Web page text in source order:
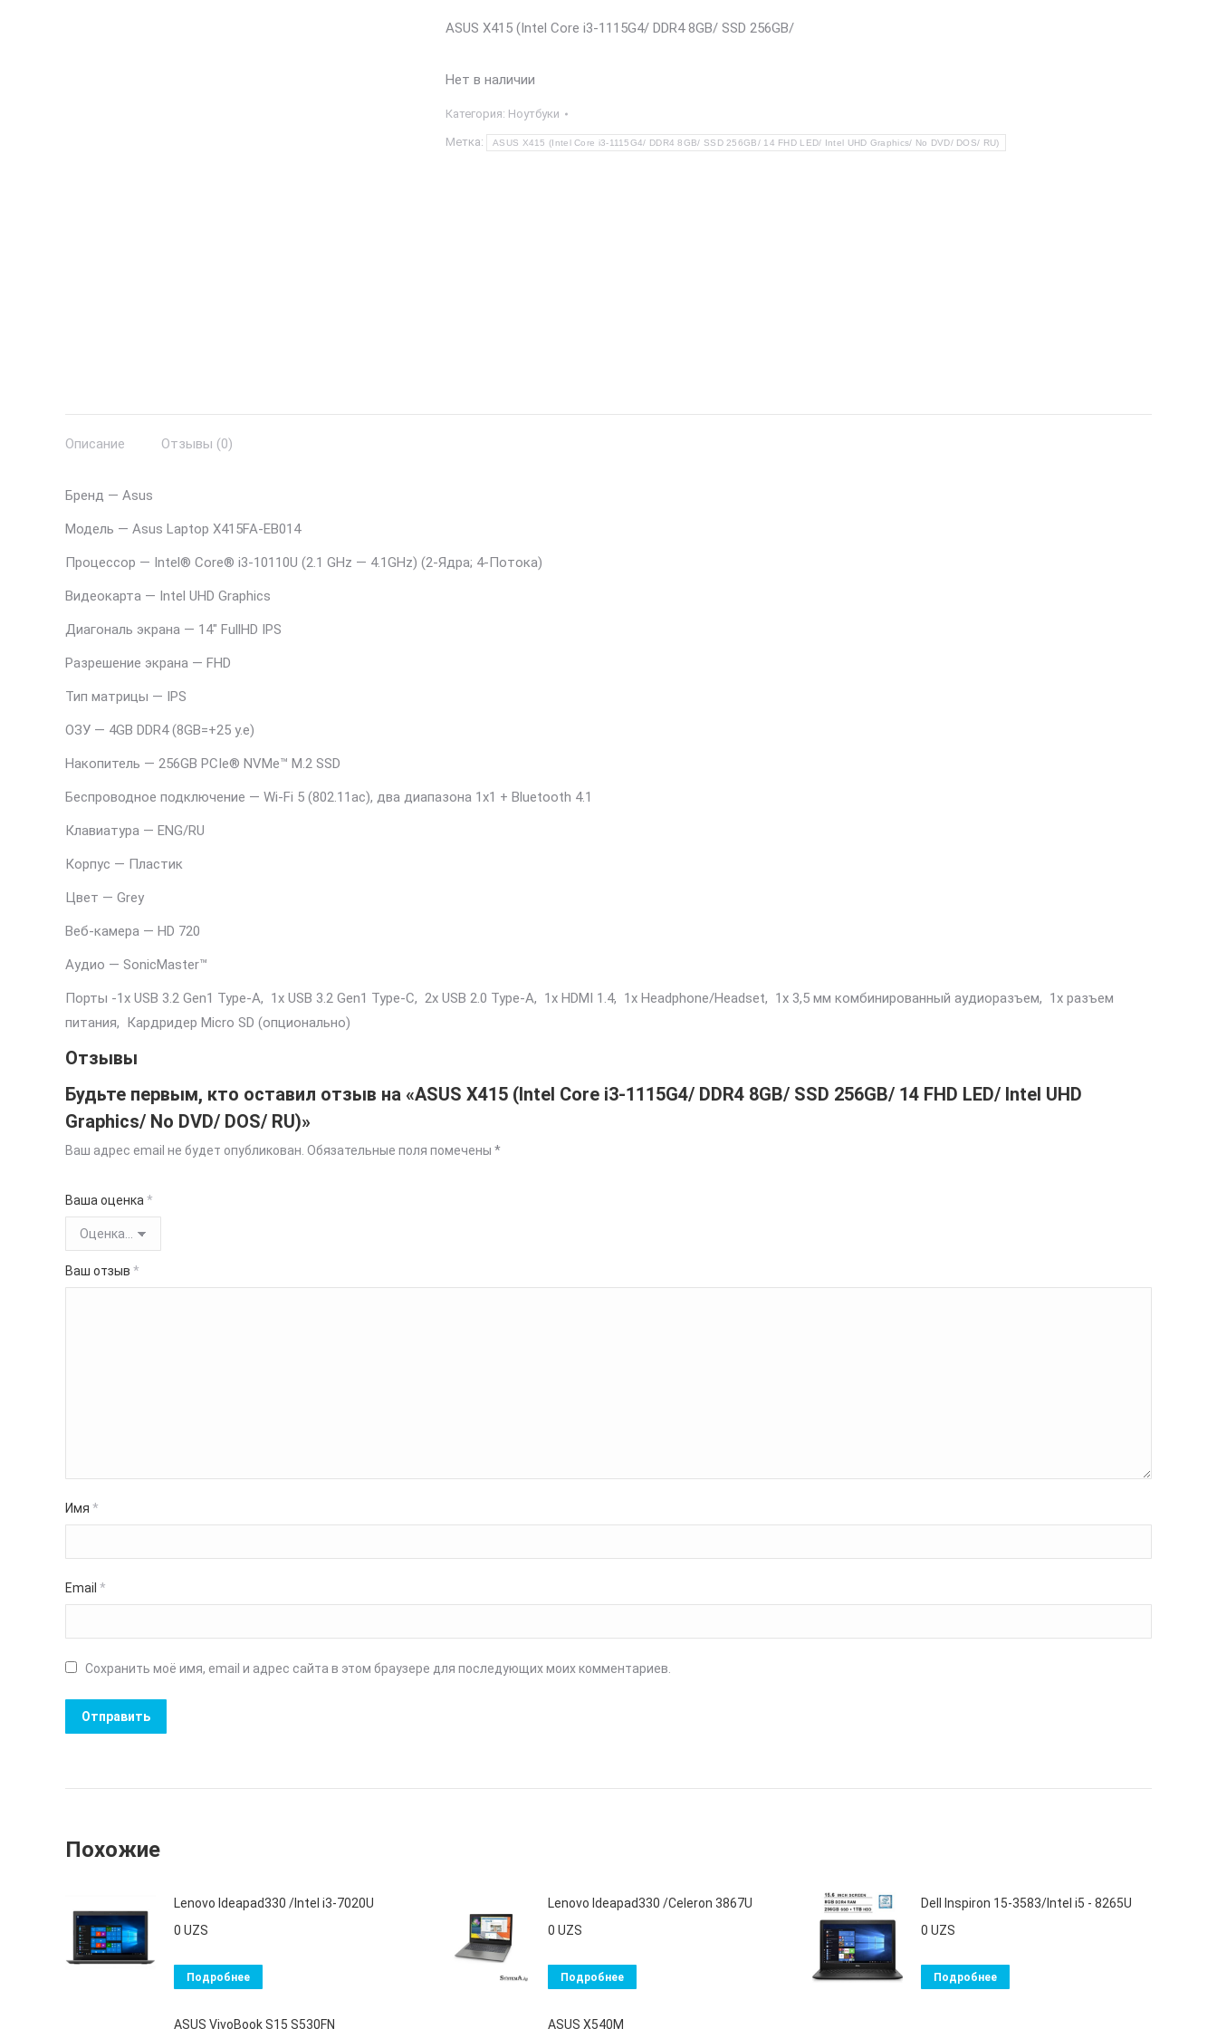
ASUS X415 (Intel Core i3-1115G4/ DDR4 8GB/ SSD 256GB/
Нет в наличии
Категория: Ноутбуки
Метка: ASUS X415 (Intel Core i3-1115G4/ DDR4 8GB/ SSD 256GB/ 14 FHD LED/ Intel UHD Graphics/ No DVD/ DOS/ RU)
Описание Отзывы (0)
Бренд — Asus
Модель — Asus Laptop X415FA-EB014
Процессор — Intel® Core® i3-10110U (2.1 GHz — 4.1GHz) (2-Ядра; 4-Потока)
Видеокарта — Intel UHD Graphics
Диагональ экрана — 14″ FullHD IPS
Разрешение экрана — FHD
Тип матрицы — IPS
ОЗУ — 4GB DDR4 (8GB=+25 у.е)
Накопитель — 256GB PCIe® NVMe™ M.2 SSD
Беспроводное подключение — Wi-Fi 5 (802.11ac), два диапазона 1х1 + Bluetooth 4.1
Клавиатура — ENG/RU
Корпус — Пластик
Цвет — Grey
Веб-камера — HD 720
Аудио — SonicMaster™
Порты -1x USB 3.2 Gen1 Type-A, 1x USB 3.2 Gen1 Type-C, 2x USB 2.0 Type-A, 1x HDMI 1.4, 1x Headphone/Headset, 1x 3,5 мм комбинированный аудиоразъем, 1x разъем
питания, Кардридер Micro SD (опционально)
Отзывы
Будьте первым, кто оставил отзыв на «ASUS X415 (Intel Core i3-1115G4/ DDR4 8GB/ SSD 256GB/ 14 FHD LED/ Intel UHD
Graphics/ No DVD/ DOS/ RU)»
Ваш адрес email не будет опубликован. Обязательные поля помечены *
Ваша оценка *
Ваш отзыв *
Имя *
Email *
Сохранить моё имя, email и адрес сайта в этом браузере для последующих моих комментариев.
Похожие
Lenovo Ideapad330 /Intel i3-7020U
0 UZS
Подробнее
Lenovo Ideapad330 /Celeron 3867U
0 UZS
Подробнее
Dell Inspiron 15-3583/Intel i5 - 8265U
0 UZS
Подробнее
ASUS VivoBook S15 S530FN ASUS X540M